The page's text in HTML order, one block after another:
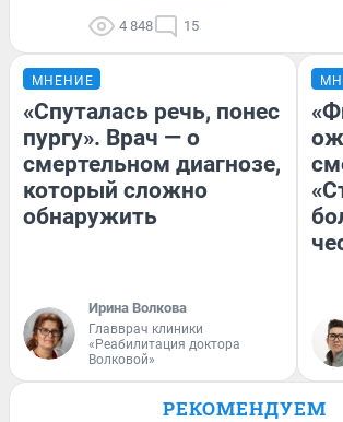
4 848 15
МНЕНИЕ
«Спуталась речь, понес
пургу». Врач — о
смертельном диагнозе,
который сложно
обнаружить
Ирина Волкова
Главврач клиники
«Реабилитация доктора
Волковой»
РЕКОМЕНДУЕМ